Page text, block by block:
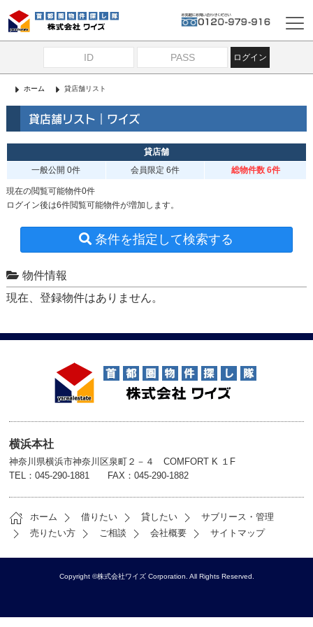
ログイン
ホーム 貸店舗リスト
貸店舗リスト｜ワイズ
貸店舗
一般公開 0件 会員限定 6件 総物件数 6件
現在の閲覧可能物件0件
ログイン後は6件閲覧可能物件が増加します。
条件を指定して検索する
物件情報
現在、登録物件はありません。
横浜本社
神奈川県横浜市神奈川区泉町２－４ COMFORT K １F
TEL：045-290-1881 FAX：045-290-1882
ホーム 借りたい 貸したい
サブリース・管理
売りたい方
ご相談 会社概要 サイトマップ
Copyright ©株式会社ワイズ Corporation. All Rights Reserved.